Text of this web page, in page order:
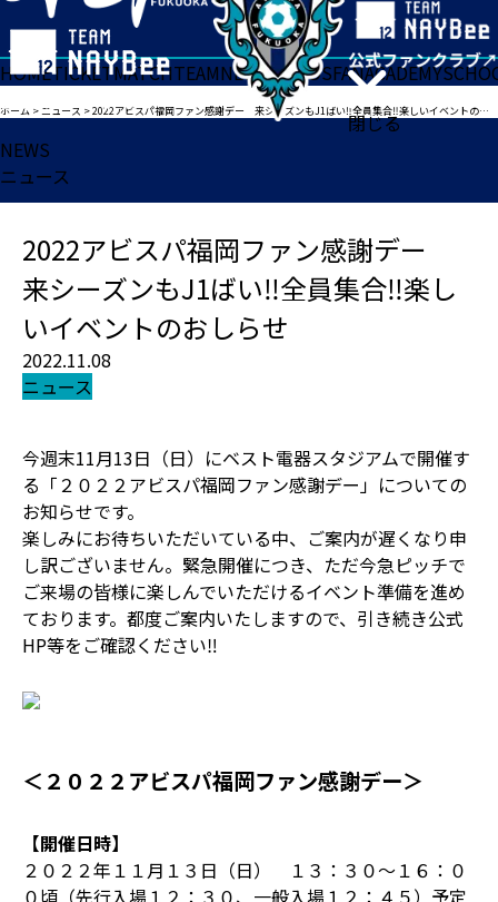
閉じる
HOMETICKETMATCHTEAMNEWSGOODSFANACADEMY
ホーム >ニュース >2022アビスパ福岡ファン感謝デー 来シーズンもJ1ばい‼全員集合‼楽しいイベントのおしらせ
NEWS
ニュース
2022アビスパ福岡ファン感謝デー
来シーズンもJ1ばい‼全員集合‼楽し
いイベントのおしらせ
2022.11.08
ニュース
今週末11月13日（日）にベスト電器スタジアムで開催す
る「２０２２アビスパ福岡ファン感謝デー」についての
お知らせです。
楽しみにお待ちいただいている中、ご案内が遅くなり申
し訳ございません。緊急開催につき、ただ今急ピッチで
ご来場の皆様に楽しんでいただけるイベント準備を進め
ております。都度ご案内いたしますので、引き続き公式
HP等をご確認ください‼
＜２０２２アビスパ福岡ファン感謝デー＞
【開催日時】
２０２２年１１月１３日（日） １３：３０～１６：０
０頃（先行入場１２：３０、一般入場１２：４５）予定